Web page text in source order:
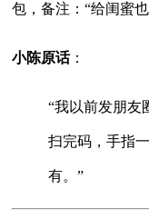
包，备注：“给闺蜜也
小陈原话：
“我以前发朋友
扫完码，手指
有。”